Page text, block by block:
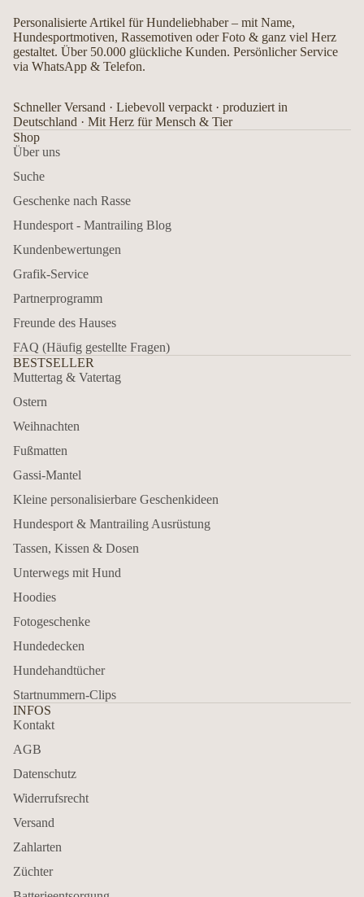
Personalisierte Artikel für Hundeliebhaber – mit Name,
Hundesportmotiven, Rassemotiven oder Foto & ganz viel Herz
gestaltet. Über 50.000 glückliche Kunden. Persönlicher Service
via WhatsApp & Telefon.
Schneller Versand · Liebevoll verpackt · produziert in
Deutschland · Mit Herz für Mensch & Tier
Shop
Über uns
Suche
Geschenke nach Rasse
Hundesport - Mantrailing Blog
Kundenbewertungen
Grafik-Service
Partnerprogramm
Freunde des Hauses
FAQ (Häufig gestellte Fragen)
BESTSELLER
Muttertag & Vatertag
Ostern
Weihnachten
Fußmatten
Gassi-Mantel
Kleine personalisierbare Geschenkideen
Hundesport & Mantrailing Ausrüstung
Tassen, Kissen & Dosen
Unterwegs mit Hund
Hoodies
Fotogeschenke
Hundedecken
Hundehandtücher
Startnummern-Clips
INFOS
Kontakt
AGB
Datenschutz
Widerrufsrecht
Versand
Zahlarten
Züchter